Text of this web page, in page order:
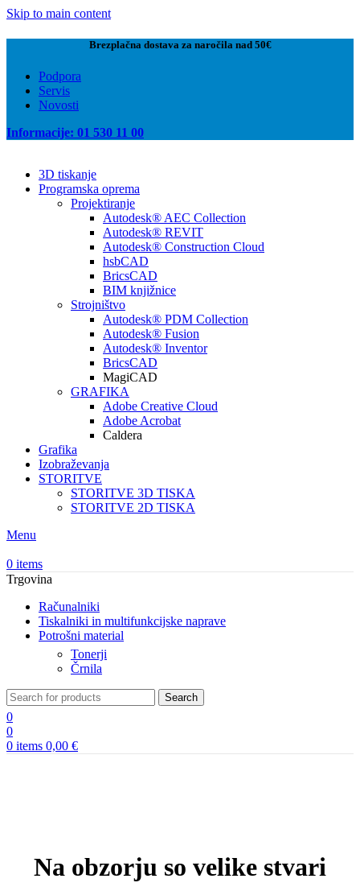
Skip to main content
Brezplačna dostava za naročila nad 50€
Podpora
Servis
Novosti
Informacije: 01 530 11 00
3D tiskanje
Programska oprema
Projektiranje
Autodesk® AEC Collection
Autodesk® REVIT
Autodesk® Construction Cloud
hsbCAD
BricsCAD
BIM knjižnice
Strojništvo
Autodesk® PDM Collection
Autodesk® Fusion
Autodesk® Inventor
BricsCAD
MagiCAD
GRAFIKA
Adobe Creative Cloud
Adobe Acrobat
Caldera
Grafika
Izobraževanja
STORITVE
STORITVE 3D TISKA
STORITVE 2D TISKA
Menu
0 items
Trgovina
Računalniki
Tiskalniki in multifunkcijske naprave
Potrošni material
Tonerji
Črnila
Search
0
0
0 items 0,00 €
Na obzorju so velike stvari